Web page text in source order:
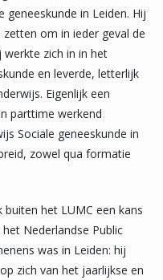
geneeskunde in Leiden. Hij
om in ieder geval de
werkte zich in in het
en leverde, letterlijk
Eigenlijk een
parttime werkend
Sociale geneeskunde in
zowel qua formatie
het LUMC een kans
Nederlandse Public
was in Leiden: hij
zich van het jaarlijkse en